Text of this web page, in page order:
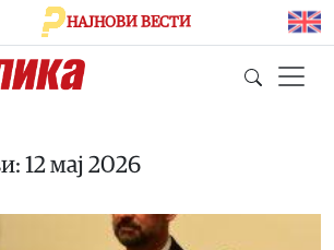
НАЈНОВИ ВЕСТИ
12 мај 2026